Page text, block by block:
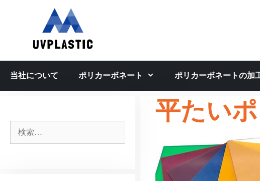
キ
当社について ポリカーボネート ポリカーボネートの加
平たい
索: